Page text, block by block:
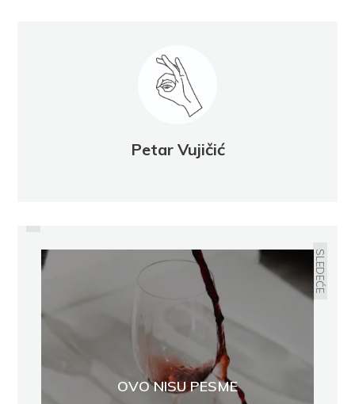
Petar Vujičić
DŽORDŽ BARKLI SLEDEĆE
OVO NISU PESME